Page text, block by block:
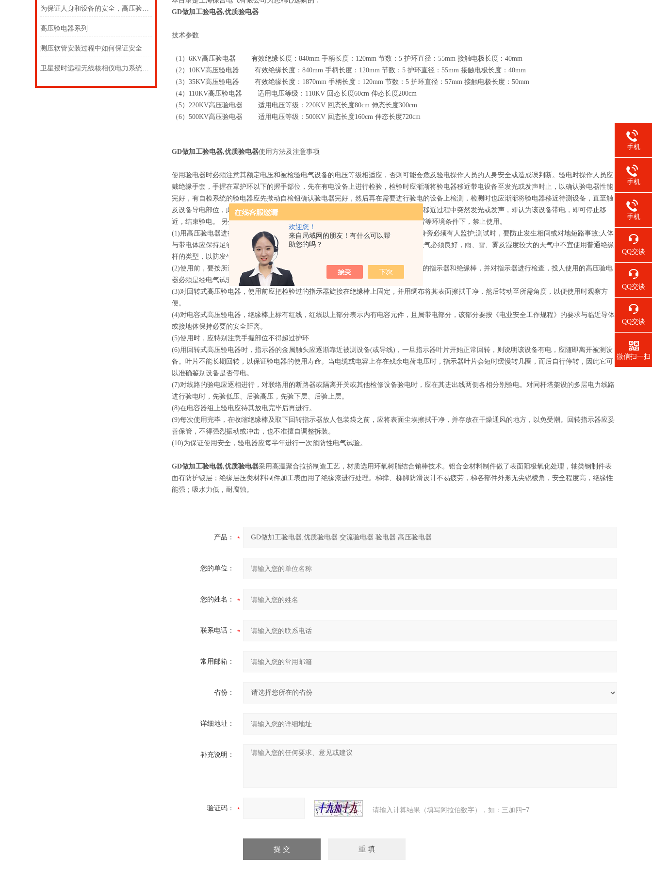
欢迎您！
来自局域网的朋友！有什么可以帮
助您的吗？
为保证人身和设备的安全，高压验电器必须按规定的期限进行预防性试验
高压验电器系列
测压软管安装过程中如何保证安全
卫星授时远程无线核相仪电力系统的核相方法
GD做加工验电器,优质验电器
技术参数
（1）6KV高压验电器 有效绝缘长度：840mm 手柄长度：120mm 节数：5 护环直径：55mm 接触电极长度：40mm
（2）10KV高压验电器 有效绝缘长度：840mm 手柄长度：120mm 节数：5 护环直径：55mm 接触电极长度：40mm
（3）35KV高压验电器 有效绝缘长度：1870mm 手柄长度：120mm 节数：5 护环直径：57mm 接触电极长度：50mm
（4）110KV高压验电器 适用电压等级：110KV 回态长度60cm 伸态长度200cm
（5）220KV高压验电器 适用电压等级：220KV 回态长度80cm 伸态长度300cm
（6）500KV高压验电器 适用电压等级：500KV 回态长度160cm 伸态长度720cm
GD做加工验电器,优质验电器使用方法及注意事项
使用验电器时必须注意其额定电压和被检验电气设备的电压等级相适应，否则可能会危及验电操作人员的人身安全或造成误判断。验电时操作人员应
戴绝缘手套，手握在罩护环以下的握手部位，先在有电设备上进行检验，检验时应渐渐将验电器移近带电设备至发光或发声时止，以确认验电器性能
完好，有自检系统的验电器应先揿动自检钮确认验电器完好，然后再在需要进行验电的设备上检测，检测时也应渐渐将验电器移近待测设备，直至触
及设备导电部位，此过程若一直无声、光指示，则可判定该设备不带电，反之，如在移近过程中突然发光或发声，即认为该设备带电，即可停止移
近，结束验电。 另外，风车型验电器只适用于户内或户外良好天气下使用，凡雨、雪等环境条件下，禁止使用。
(1)用高压验电器进行测试时，必须戴上符合要求的绝缘手套;不可一个人单独测试，身旁必须有人监护;测试时，要防止发生相间或对地短路事故;人体
与带电体应保持足够的安全距离，10kV高压的安全距离为0. 7 m以上.室外使用时，天气必须良好，雨、雪、雾及湿度较大的天气中不宜使用普通绝缘
杆的类型，以防发生危险。
(2)使用前，要按所测设备(线路)的电压等级将绝缘棒拉伸至规定长度，选用合适型号的指示器和绝缘棒，并对指示器进行检查，投人使用的高压验电
器必须是经电气试验合格的。
(3)对回转式高压验电器，使用前应把检验过的指示器旋接在绝缘棒上固定，并用绸布将其表面擦拭干净，然后转动至所需角度，以便使用时观察方
便。
(4)对电容式高压验电器，绝缘棒上标有红线，红线以上部分表示内有电容元件，且属带电部分，该部分要按《电业安全工作规程》的要求与临近导体
或接地体保持必要的安全距离。
(5)使用时，应特别注意手握部位不得超过护环
(6)用回转式高压验电器时，指示器的金属触头应逐渐靠近被测设备(或导线)，一旦指示器叶片开始正常回转，则说明该设备有电，应随即离开被测设
备。叶片不能长期回转，以保证验电器的使用寿命。当电缆或电容上存在残余电荷电压时，指示器叶片会短时缓慢转几圈，而后自行停转，因此它可
以准确鉴别设备是否停电。
(7)对线路的验电应逐相进行，对联络用的断路器或隔离开关或其他检修设备验电时，应在其进出线两侧各相分别验电。对同杆塔架设的多层电力线路
进行验电时，先验低压、后验高压，先验下层、后验上层。
(8)在电容器组上验电应待其放电完毕后再进行。
(9)每次使用完毕，在收缩绝缘棒及取下回转指示器放人包装袋之前，应将表面尘埃擦拭干净，并存放在干燥通风的地方，以免受潮。回转指示器应妥
善保管，不得强烈振动或冲击，也不准擅自调整拆装。
(10)为保证使用安全，验电器应每半年进行一次预防性电气试验。
GD做加工验电器,优质验电器采用高温聚合拉挤制造工艺，材质选用环氧树脂结合销棒技术。铝合金材料制件做了表面阳极氧化处理，轴类钢制件表
面有防护镀层；绝缘层压类材料制件加工表面用了绝缘漆进行处理。梯撑、梯脚防滑设计不易疲劳，梯各部件外形无尖锐棱角，安全程度高，绝缘性
能强；吸水力低，耐腐蚀。
产品：
您的单位：
您的姓名：
联系电话：
常用邮箱：
省份：
详细地址：
补充说明：
验证码： 请输入计算结果（填写阿拉伯数字），如：三加四=7
手机
手机
手机
QQ交谈
QQ交谈
QQ交谈
微信扫一扫